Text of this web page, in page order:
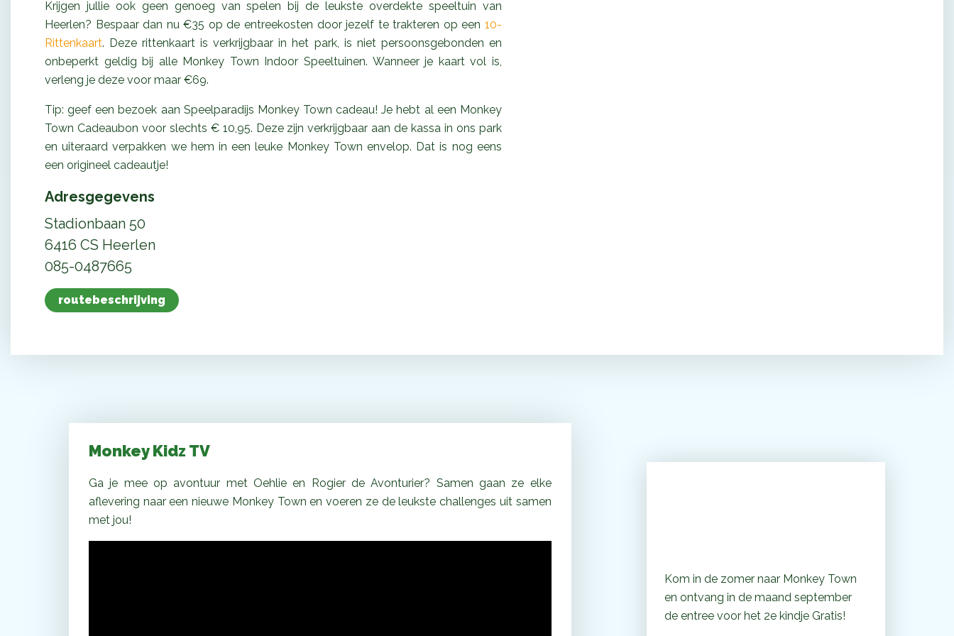
Krijgen jullie ook geen genoeg van spelen bij de leukste overdekte speeltuin van
Heerlen? Bespaar dan nu €35 op de entreekosten door jezelf te trakteren op een 10-
Rittenkaart. Deze rittenkaart is verkrijgbaar in het park, is niet persoonsgebonden en
onbeperkt geldig bij alle Monkey Town Indoor Speeltuinen. Wanneer je kaart vol is,
verleng je deze voor maar €69.
Tip: geef een bezoek aan Speelparadijs Monkey Town cadeau! Je hebt al een Monkey
Town Cadeaubon voor slechts € 10,95. Deze zijn verkrijgbaar aan de kassa in ons park
en uiteraard verpakken we hem in een leuke Monkey Town envelop. Dat is nog eens
een origineel cadeautje!
Adresgegevens
Stadionbaan 50
6416 CS Heerlen
085-0487665
routebeschrijving
Monkey Kidz TV
Ga je mee op avontuur met Oehlie en Rogier de Avonturier? Samen gaan ze elke
aflevering naar een nieuwe Monkey Town en voeren ze de leukste challenges uit samen
met jou!
Kom in de zomer naar Monkey Town
en ontvang in de maand september
de entree voor het 2e kindje Gratis!